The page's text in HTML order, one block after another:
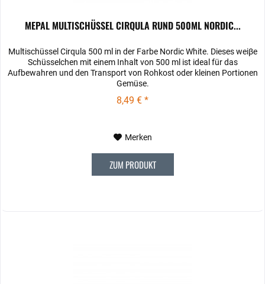
MEPAL MULTISCHÜSSEL CIRQULA RUND 500ML NORDIC...
Multischüssel Cirqula 500 ml in der Farbe Nordic White. Dieses weiβe
Schüsselchen mit einem Inhalt von 500 ml ist ideal für das
Aufbewahren und den Transport von Rohkost oder kleinen Portionen
Gemüse.
8,49 € *
Merken
ZUM PRODUKT